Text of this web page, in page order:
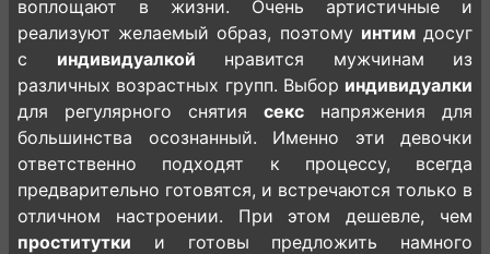
воплощают в жизни. Очень артистичные и
реализуют желаемый образ, поэтому интимдосуг
с индивидуалкой нравится мужчинам из
различных возрастных групп. Выбор индивидуалки
для регулярного снятия секс напряжения для
большинства осознанный. Именно эти девочки
ответственно подходят к процессу, всегда
предварительно готовятся, и встречаются только в
отличном настроении. При этом дешевле, чем
проститутки и готовы предложить намного